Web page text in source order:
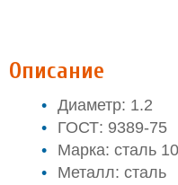
Описание
Диаметр: 1.2
ГОСТ: 9389-75
Марка: сталь 10
Металл: сталь